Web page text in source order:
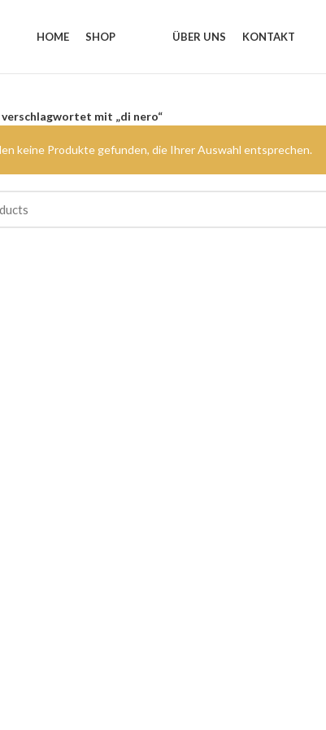
HOME SHOP ÜBER UNS KONTAKT
mit „di nero“
keine Produkte gefunden, die Ihrer Auswahl entsprechen.